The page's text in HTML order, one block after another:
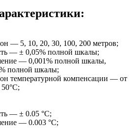
— 5, 10, 20, 30, 100, 200 метров;
— ± 0,05% полной шкалы;
— 0,001% полной шкалы,
полной шкалы;
температурной компенсации — от
— ± 0.05 °C;
— 0.003 °C;